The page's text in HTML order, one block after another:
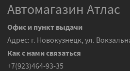
Автомагазин Атлас
Офис и пункт выдачи
Адрес: г. Новокузнецк, ул.
Как с нами связаться
+7(923)464-93-35